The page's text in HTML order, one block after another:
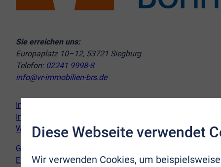
Sie erreichen uns:
Europaplatz 10–12, 53721 Siegburg
Telefon: 02241 9998-8
info@vr-immobilien-brs.de
Immobilie verkaufen
Immobilie kaufen
Wir vor Ort
Genderhinweis
Erklärung zur Barrierefreiheit
Diese Webseite verwendet
Wir verwenden Cookies, um